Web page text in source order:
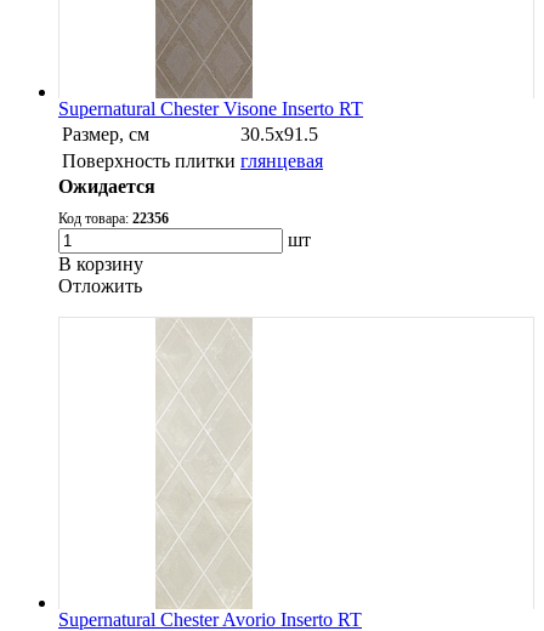
Supernatural Chester Visone Inserto RT
Размер, см
30.5х91.5
Поверхность плитки глянцевая
Ожидается
Код товара: 22356
шт
В корзину
Oтложить
Supernatural Chester Avorio Inserto RT